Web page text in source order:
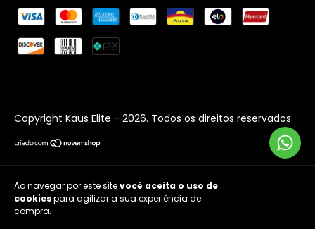
Ao navegar por este sitevocê aceita o uso de
cookiespara agilizar a sua experiência de
compra.
Copyright Kaus Elite - 2026. Todos os direitos reservados.